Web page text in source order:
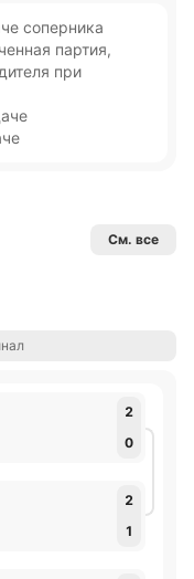
соперника
партия,
при
См. все
2
0
2
1